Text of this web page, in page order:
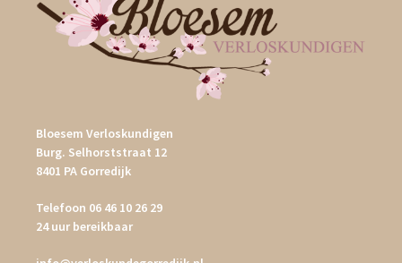
Bloesem Verloskundigen
Burg. Selhorststraat 12
8401 PA Gorredijk
Telefoon 06 46 10 26 29
24 uur bereikbaar